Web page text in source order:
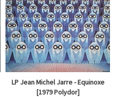
LP Jean Michel Jarre - Equinoxe
[1979 Polydor]